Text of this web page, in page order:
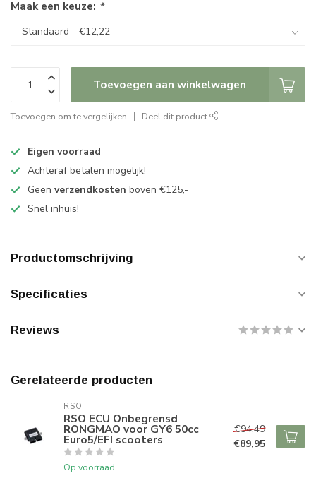
Maak een keuze: *
Toevoegen aan winkelwagen
Toevoegen om te vergelijken Deel dit product
Eigen voorraad
Achteraf betalen mogelijk!
Geen verzendkosten boven €125,-
Snel inhuis!
Productomschrijving
Specificaties
Reviews
Gerelateerde producten
RSO
RSO ECU Onbegrensd
RONGMAO voor GY6 50cc
Euro5/EFI scooters
Op voorraad
€94,49
€89,95